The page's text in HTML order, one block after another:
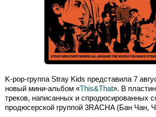
K-pop-группа Stray Kids представила 7
новый мини-альбом «This&That». В
треков, написанных и спродюсированных
продюсерской группой 3RACHA (Бан Чан,